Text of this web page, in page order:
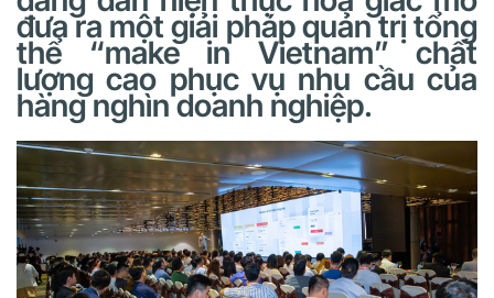
đưa ra một giải pháp quản trị tổng
thể “make in Vietnam” chất
lượng cao phục vụ nhu cầu của
hàng nghìn doanh nghiệp.